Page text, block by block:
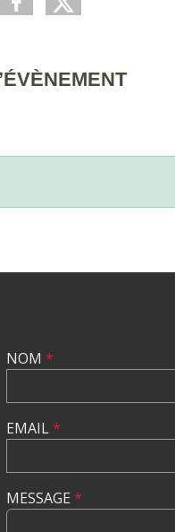
NOM *
EMAIL*
MESSAGE *